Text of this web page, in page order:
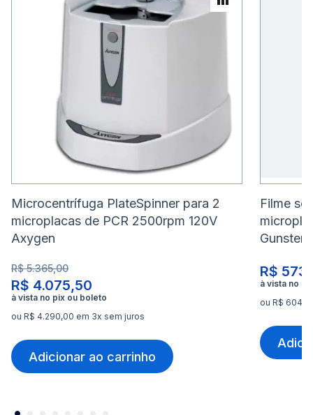
Microcentrífuga PlateSpinner para 2
microplacas de PCR 2500rpm 120V
Axygen
R$ 4.075,50
R$ 5.365,00
ou R$ 4.290,00 em 3x sem juros
Adicionar ao carrinho
Adicionar
Filme
Gunster
R$
ou R$